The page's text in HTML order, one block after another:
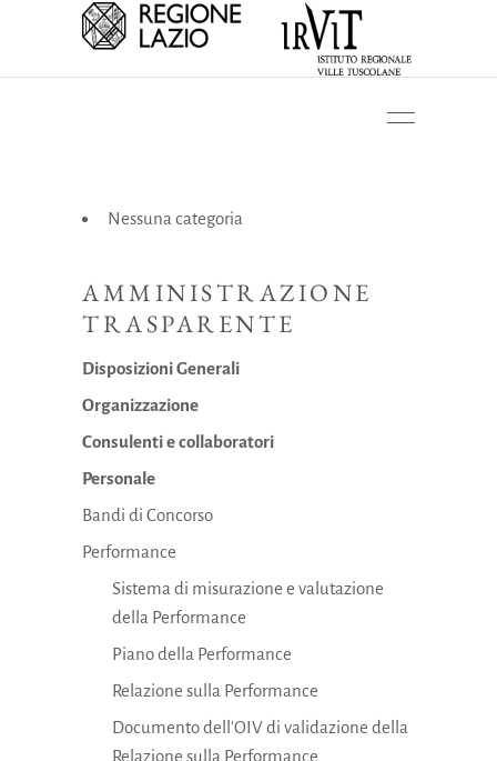
Nessuna categoria
AMMINISTRAZIONE
TRASPARENTE
Disposizioni Generali
Organizzazione
Consulenti e collaboratori
Personale
Bandi di Concorso
Performance
Sistema di misurazione e valutazione
della Performance
Piano della Performance
Relazione sulla Performance
Documento dell'OIV di validazione della
Relazione sulla Performance